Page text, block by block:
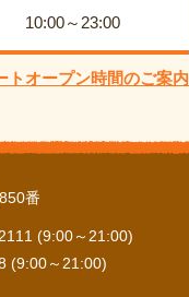
10:00～23:00
トオープン時間のご案内
番
(9:00～21:00)
(9:00～21:00)